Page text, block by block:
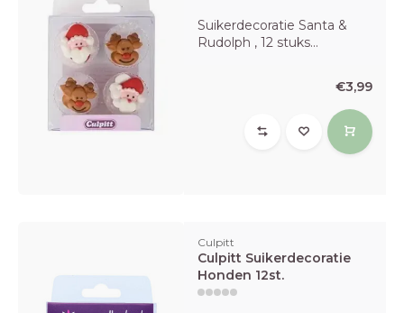
Suikerdecoratie Santa &
Rudolph , 12 stuks...
€3,99
Culpitt
Culpitt Suikerdecoratie
Honden 12st.